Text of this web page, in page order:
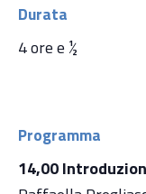
Durata
4 ore e ½
Programma
14,00